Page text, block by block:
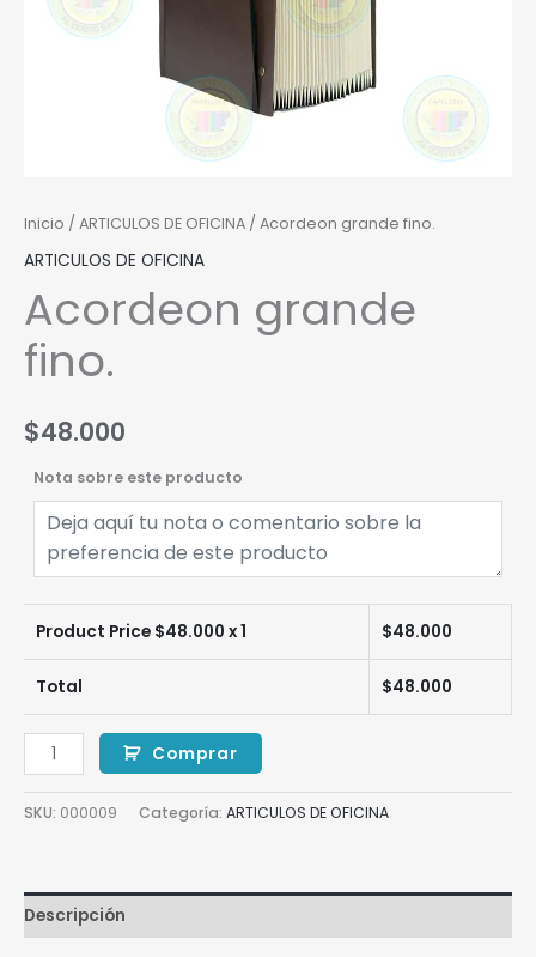
Inicio / ARTICULOS DE OFICINA / Acordeon grande fino.
ARTICULOS DE OFICINA
Acordeon grande
fino.
$48.000
Nota sobre este producto
Product Price $48.000 x 1 $48.000
Total $48.000
Comprar
SKU: 000009 Categoría: ARTICULOS DE OFICINA
Descripción